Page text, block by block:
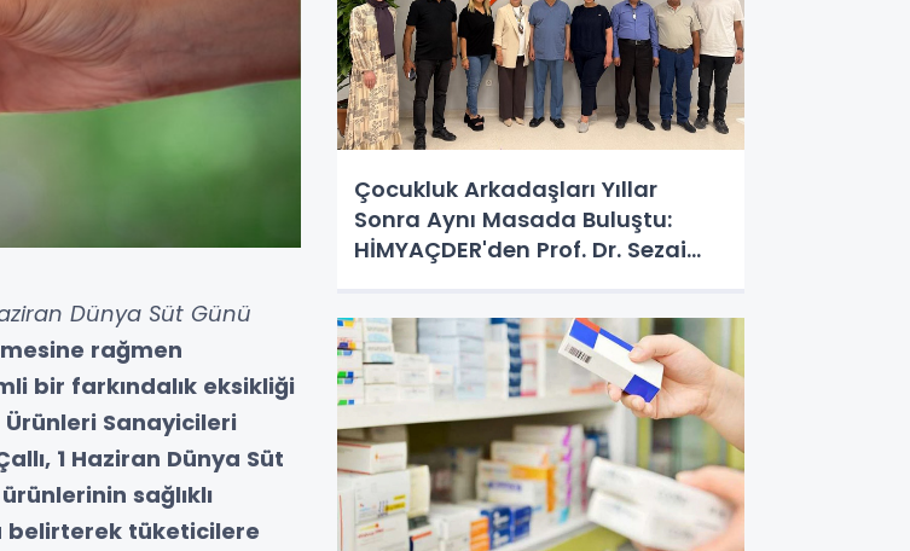
Dünya Süt Günü
rağmen
bir farkındalık eksikliği
Sanayicileri
1 Haziran Dünya Süt
sağlıklı
belirterek tüketicilere
Çocukluk Arkadaşları Yıllar
Sonra Aynı Masada Buluştu:
HİMYAÇDER'den Prof. Dr. Sezai